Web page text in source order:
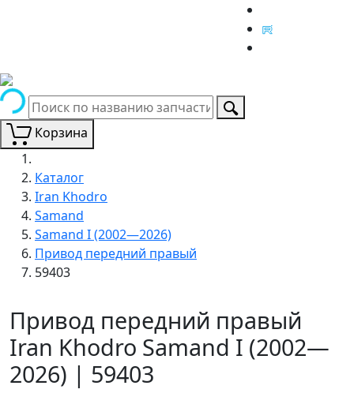
Корзина
Каталог
Iran Khodro
Samand
Samand I (2002—2026)
Привод передний правый
59403
Привод передний правый
Iran Khodro Samand I (2002—
2026) | 59403